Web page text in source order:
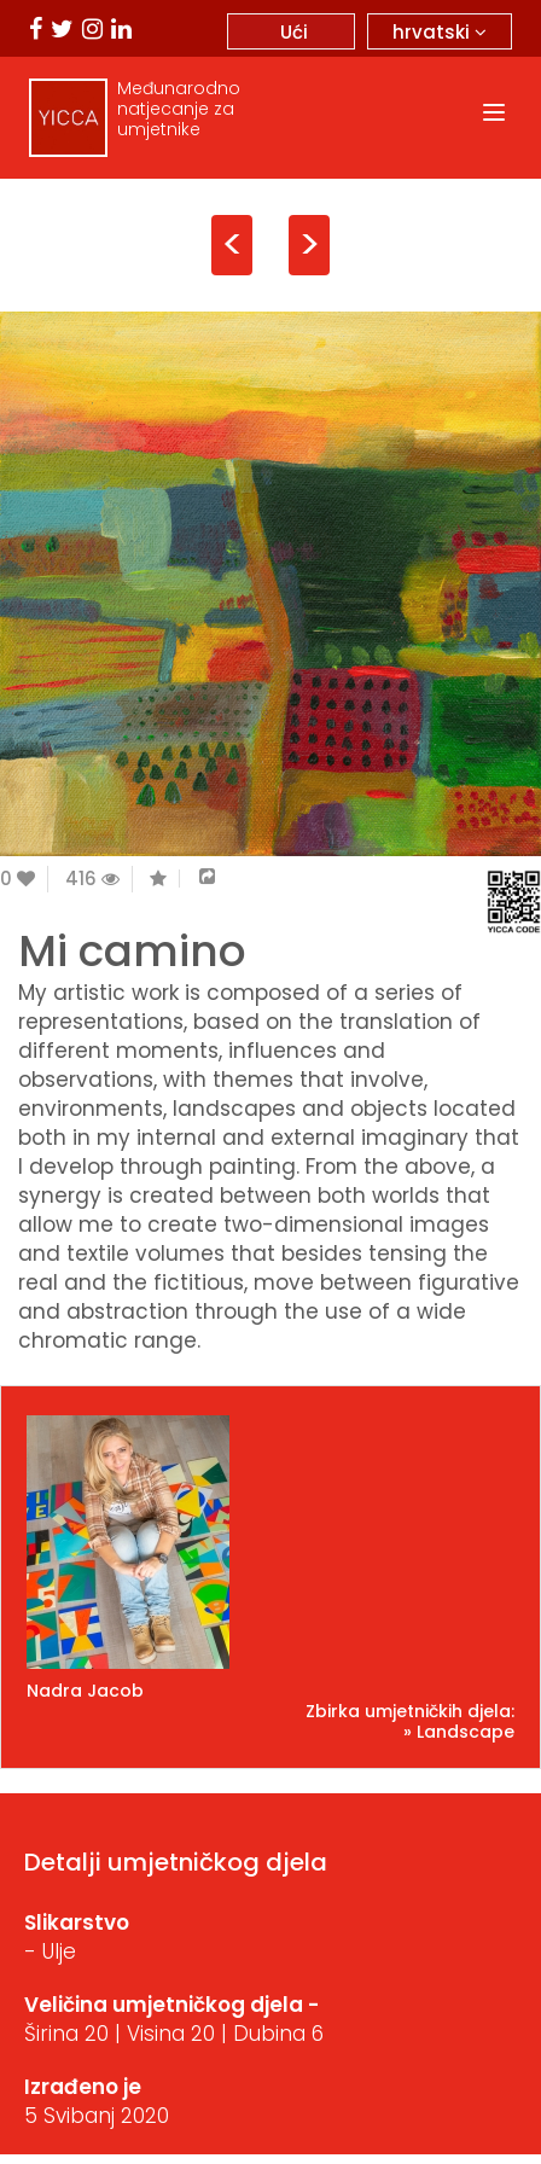
hrvatski
Ući
Međunarodno
natjecanje za
umjetnike
< >
0 416
Mi camino
My artistic work is composed of a series of
representations, based on the translation of
different moments, influences and
observations, with themes that involve,
environments, landscapes and objects located
both in my internal and external imaginary that
I develop through painting. From the above, a
synergy is created between both worlds that
allow me to create two-dimensional images
and textile volumes that besides tensing the
real and the fictitious, move between figurative
and abstraction through the use of a wide
chromatic range.
Nadra Jacob
Zbirka umjetničkih djela:
» Landscape
Detalji umjetničkog djela
Slikarstvo
- Ulje
Veličina umjetničkog djela -
Širina 20 | Visina 20 | Dubina 6
Izrađeno je
5 Svibanj 2020